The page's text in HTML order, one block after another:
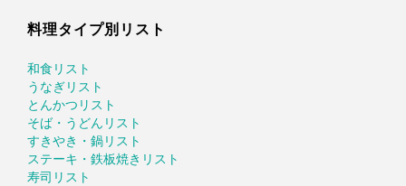
料理タイプ別リスト
和食リスト
うなぎリスト
とんかつリスト
そば・うどんリスト
すきやき・鍋リスト
ステーキ・鉄板焼きリスト
寿司リスト